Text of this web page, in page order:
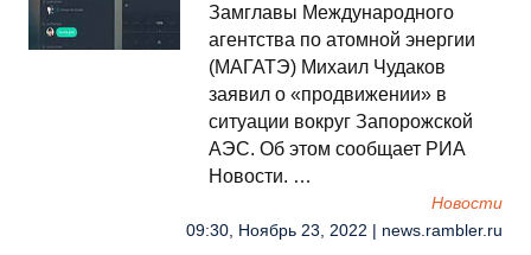
Замглавы Международного
агентства по атомной энергии
(МАГАТЭ) Михаил Чудаков
заявил о «продвижении» в
ситуации вокруг Запорожской
АЭС. Об этом сообщает РИА
Новости. …
Новости
09:30, Ноябрь 23, 2022 | news.rambler.ru